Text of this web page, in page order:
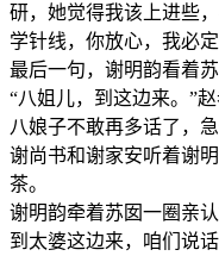
研，她觉得我该上进些
学针线，你放心，我必
最后一句，谢明韵看着
“八姐儿，到这边来。”
八娘子不敢再多话了，
谢尚书和谢家安听着谢
茶。
谢明韵牵着苏囡一圈亲
到太婆这边来，咱们说